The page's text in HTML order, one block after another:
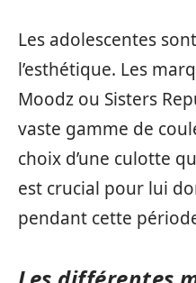
Les adolescentes
l’esthétique. Les
Moodz ou Sisters
vaste gamme de
choix d’une culotte
est crucial pour lui
pendant cette